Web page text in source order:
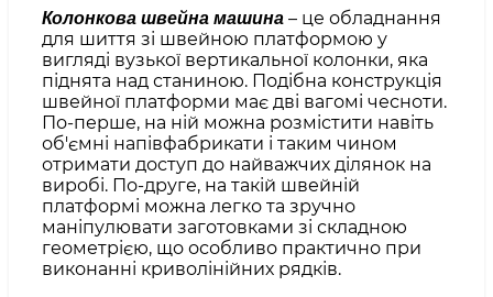
Колонкова швейна машина – це обладнання
для шиття зі швейною платформою у
вигляді вузької вертикальної колонки, яка
піднята над станиною. Подібна конструкція
швейної платформи має дві вагомі чесноти.
По-перше, на ній можна розмістити навіть
об'ємні напівфабрикати і таким чином
отримати доступ до найважчих ділянок на
виробі. По-друге, на такій швейній
платформі можна легко та зручно
маніпулювати заготовками зі складною
геометрією, що особливо практично при
виконанні криволінійних рядків.